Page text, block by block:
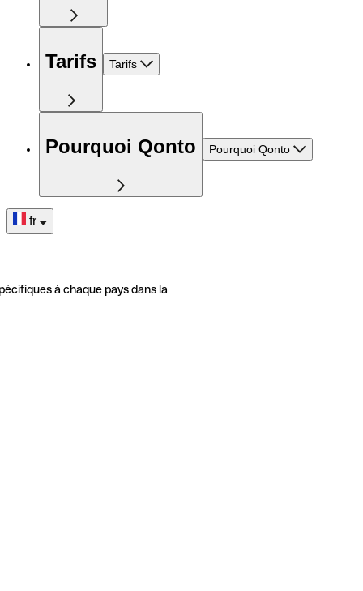
Tarifs Tarifs
Pourquoi Qonto Pourquoi Qonto
fr
à chaque pays dans la